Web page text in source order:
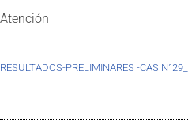
Atención
RESULTADOS-PRELIMINARES -CAS